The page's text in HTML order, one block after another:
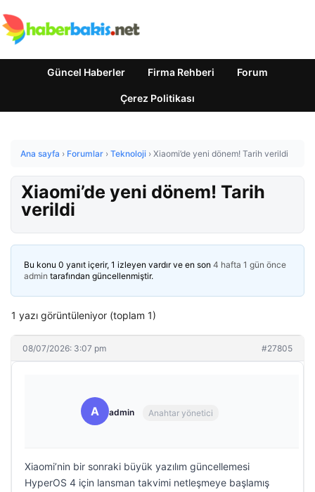
Güncel Haberler Firma Rehberi Forum
Çerez Politikası
Ana sayfa › Forumlar › Teknoloji › Xiaomi’de yeni dönem! Tarih verildi
Xiaomi’de yeni dönem! Tarih
verildi
Bu konu 0 yanıt içerir, 1 izleyen vardır ve en son 4 hafta 1 gün önce
admin tarafından güncellenmiştir.
1 yazı görüntüleniyor (toplam 1)
08/07/2026: 3:07 pm #27805
A admin Anahtar yönetici
Xiaomi’nin bir sonraki büyük yazılım güncellemesi
HyperOS 4 için lansman takvimi netleşmeye başlamış